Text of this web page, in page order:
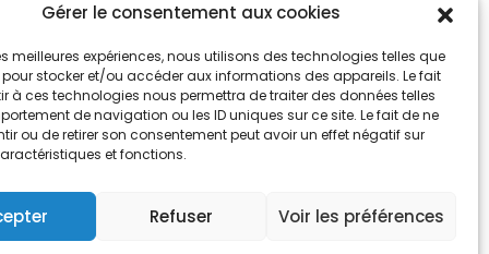
Gérer le consentement aux cookies
meilleures expériences, nous utilisons des technologies telles que
stocker et/ou accéder aux informations des appareils. Le fait
à ces technologies nous permettra de traiter des données telles
de navigation ou les ID uniques sur ce site. Le fait de ne
ou de retirer son consentement peut avoir un effet négatif sur
et fonctions.
Refuser Voir les préférences
informés
vous aux alertes municipales
m'abonne